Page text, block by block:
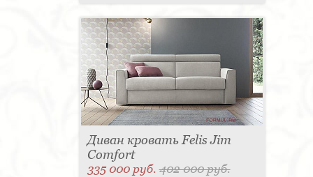
Диван кровать Felis Jim
Comfort
335 000 руб.402 000 руб.